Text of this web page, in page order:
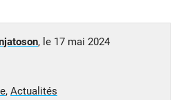
, le 17 mai 2024
, Actualités